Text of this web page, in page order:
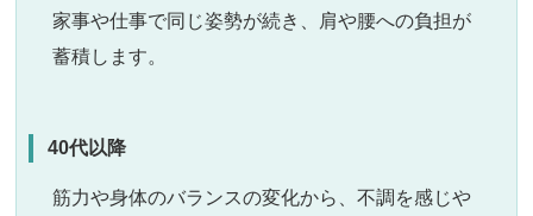
家事や仕事で同じ姿勢が続き、肩や腰への負担が
蓄積します。
40代以降
筋力や身体のバランスの変化から、不調を感じや